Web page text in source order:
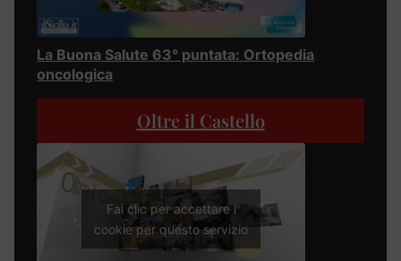
La Buona Salute 63° puntata: Ortopedia
oncologica
Oltre il Castello
Fai clic per accettare i
cookie per questo servizio